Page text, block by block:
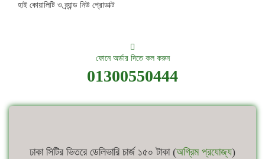
হাই কোয়ালিটি ও ব্র্যান্ড নিউ প্রোডাক্ট
ফোনে অর্ডার দিতে কল করুন
01300550444
ঢাকা সিটির ভিতরে ডেলিভারি চার্জ ১৫০ টাকা (অগ্রিম প্রযোজ্য)